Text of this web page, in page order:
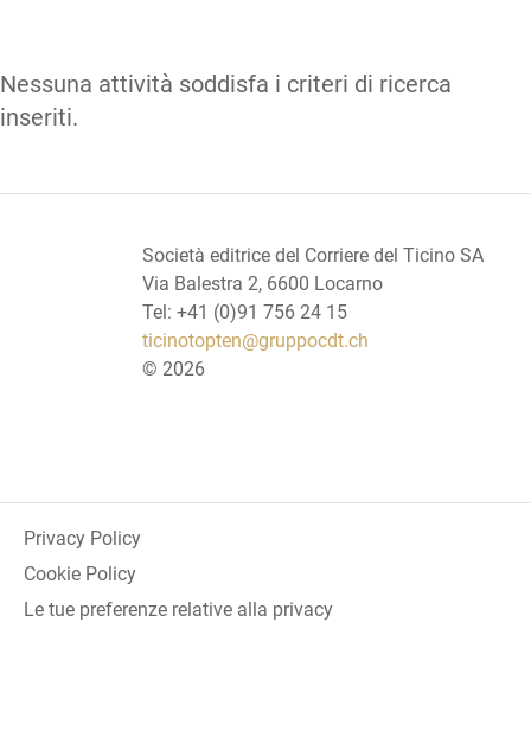
Nessuna attività soddisfa i criteri di ricerca
inseriti.
Società editrice del Corriere del Ticino SA
Via Balestra 2, 6600 Locarno
Tel: +41 (0)91 756 24 15
ticinotopten@gruppocdt.ch
© 2026
Privacy Policy
Cookie Policy
Le tue preferenze relative alla privacy